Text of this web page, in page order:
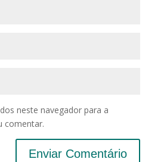
neste navegador para a
comentar.